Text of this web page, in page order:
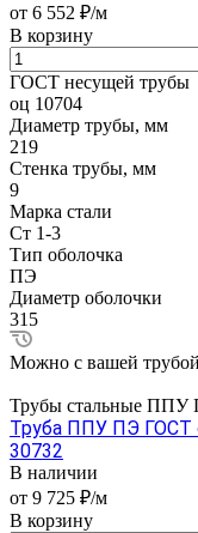
от 6 552 ₽/м
В корзину
ГОСТ несущей трубы
оц 10704
Диаметр трубы, мм
219
Стенка трубы, мм
9
Марка стали
Ст 1-3
Тип оболочка
ПЭ
Диаметр оболочки
315
Можно с вашей трубой
Трубы стальные ППУ
Труба ППУ ПЭ ГОСТ
30732
В наличии
от 9 725 ₽/м
В корзину